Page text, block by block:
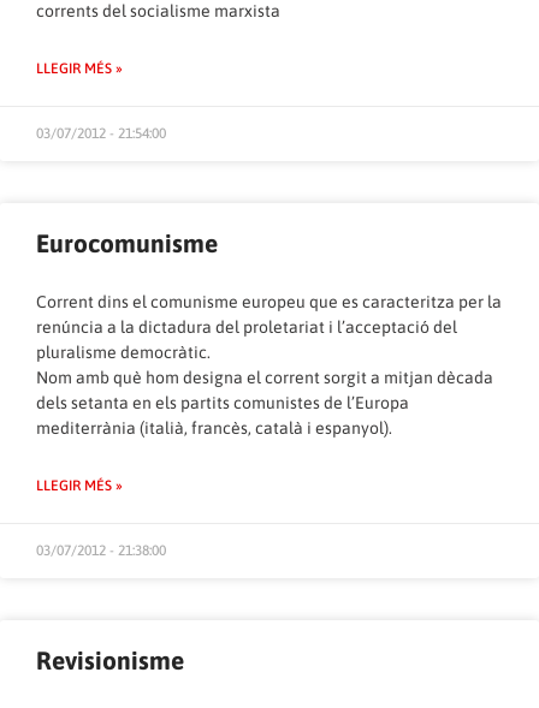
corrents del socialisme marxista
LLEGIR MÉS »
03/07/2012 - 21:54:00
Eurocomunisme
Corrent dins el comunisme europeu que es caracteritza per la
renúncia a la dictadura del proletariat i l’acceptació del
pluralisme democràtic.
Nom amb què hom designa el corrent sorgit a mitjan dècada
dels setanta en els partits comunistes de l’Europa
mediterrània (italià, francès, català i espanyol).
LLEGIR MÉS »
03/07/2012 - 21:38:00
Revisionisme